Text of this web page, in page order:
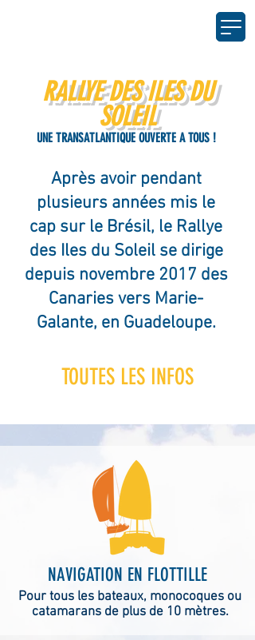
UNE TRANSATLANTIQUE OUVERTE A TOUS !
Après avoir pendant
plusieurs années mis le
cap sur le Brésil, le Rallye
des Iles du Soleil se dirige
depuis novembre 2017 des
Canaries vers Marie-
Galante, en Guadeloupe.
RALLYE DES ILES DU
SOLEIL
TOUTES LES INFOS
NAVIGATION EN FLOTTILLE
Pour tous les bateaux, monocoques ou
catamarans de plus de 10 mètres.